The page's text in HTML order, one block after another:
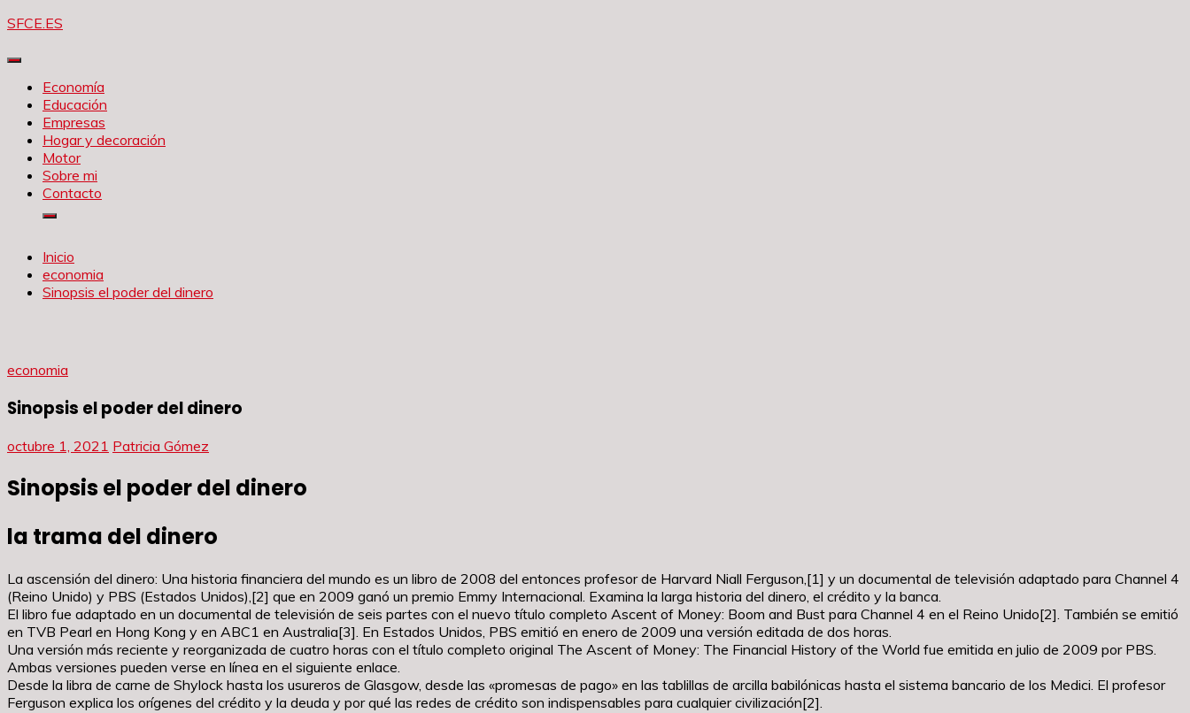
Saltar
contenido
SFCE.ES
Economía
Educación
Empresas
Hogar y decoración
Motor
Sobre mi
Contacto
Inicio
economia
Sinopsis el poder del dinero
economia
Sinopsis el poder del dinero
octubre 1, 2021 Patricia Gómez
Sinopsis el poder del dinero
la trama del dinero
La ascensión del dinero: Una historia financiera del mundo es un libro de 2008 del entonces profesor de Harvard Niall Ferguson,[1] y un documental de televisión adaptado para Channel 4
(Reino Unido) y PBS (Estados Unidos),[2] que en 2009 ganó un premio Emmy Internacional. Examina la larga historia del dinero, el crédito y la banca.
El libro fue adaptado en un documental de televisión de seis partes con el nuevo título completo Ascent of Money: Boom and Bust para Channel 4 en el Reino Unido[2]. También se emitió
en TVB Pearl en Hong Kong y en ABC1 en Australia[3]. En Estados Unidos, PBS emitió en enero de 2009 una versión editada de dos horas.
Una versión más reciente y reorganizada de cuatro horas con el título completo original The Ascent of Money: The Financial History of the World fue emitida en julio de 2009 por PBS.
Ambas versiones pueden verse en línea en el siguiente enlace.
Desde la libra de carne de Shylock hasta los usureros de Glasgow, desde las «promesas de pago» en las tablillas de arcilla babilónicas hasta el sistema bancario de los Medici. El profesor
Ferguson explica los orígenes del crédito y la deuda y por qué las redes de crédito son indispensables para cualquier civilización[2].